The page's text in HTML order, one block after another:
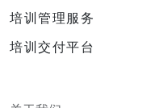
培训管理服务
培训交付平台